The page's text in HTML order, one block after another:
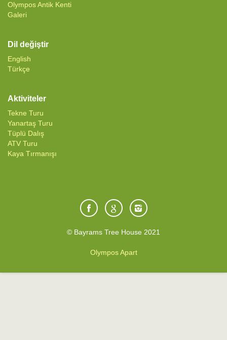
Olympos Antik Kenti
Galeri
Dil değiştir
English
Türkçe
Aktiviteler
Tekne Turu
Yanartaş Turu
Tüplü Dalış
ATV Turu
Kaya Tırmanışı
© Bayrams Tree House 2021
Olympos Apart